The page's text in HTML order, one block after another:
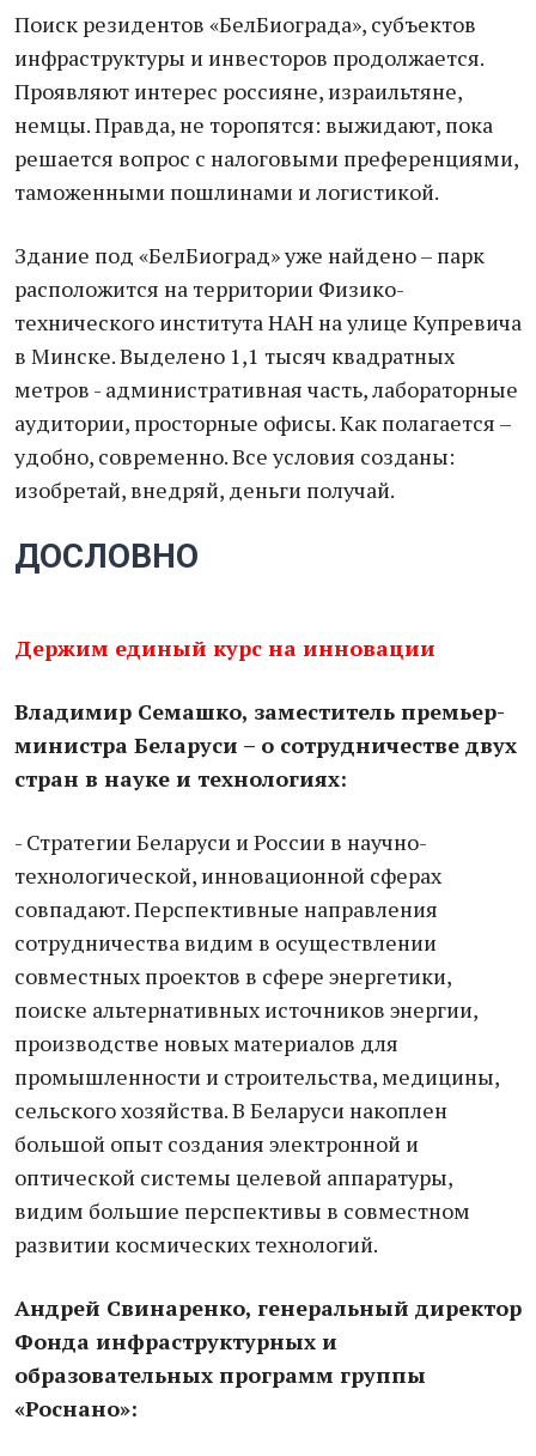
Поиск резидентов «БелБиограда», субъектов
инфраструктуры и инвесторов продолжается.
Проявляют интерес россияне, израильтяне,
немцы. Правда, не торопятся: выжидают, пока
решается вопрос с налоговыми преференциями,
таможенными пошлинами и логистикой.
Здание под «БелБиоград» уже найдено – парк
расположится на территории Физико-
технического института НАН на улице Купревича
в Минске. Выделено 1,1 тысяч квадратных
метров - административная часть, лабораторные
аудитории, просторные офисы. Как полагается –
удобно, современно. Все условия созданы:
изобретай, внедряй, деньги получай.
ДОСЛОВНО
Держим единый курс на инновации
Владимир Семашко, заместитель премьер-
министра Беларуси – о сотрудничестве двух
стран в науке и технологиях:
- Стратегии Беларуси и России в научно-
технологической, инновационной сферах
совпадают. Перспективные направления
сотрудничества видим в осуществлении
совместных проектов в сфере энергетики,
поиске альтернативных источников энергии,
производстве новых материалов для
промышленности и строительства, медицины,
сельского хозяйства. В Беларуси накоплен
большой опыт создания электронной и
оптической системы целевой аппаратуры,
видим большие перспективы в совместном
развитии космических технологий.
Андрей Свинаренко, генеральный директор
Фонда инфраструктурных и
образовательных программ группы
«Роснано»: